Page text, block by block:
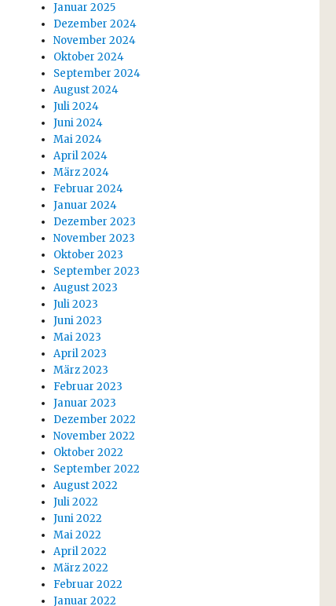
Januar 2025
Dezember 2024
November 2024
Oktober 2024
September 2024
August 2024
Juli 2024
Juni 2024
Mai 2024
April 2024
März 2024
Februar 2024
Januar 2024
Dezember 2023
November 2023
Oktober 2023
September 2023
August 2023
Juli 2023
Juni 2023
Mai 2023
April 2023
März 2023
Februar 2023
Januar 2023
Dezember 2022
November 2022
Oktober 2022
September 2022
August 2022
Juli 2022
Juni 2022
Mai 2022
April 2022
März 2022
Februar 2022
Januar 2022